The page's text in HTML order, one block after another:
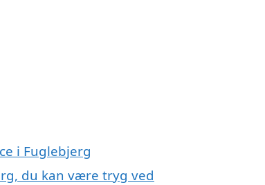
i Fuglebjerg
du kan være tryg ved